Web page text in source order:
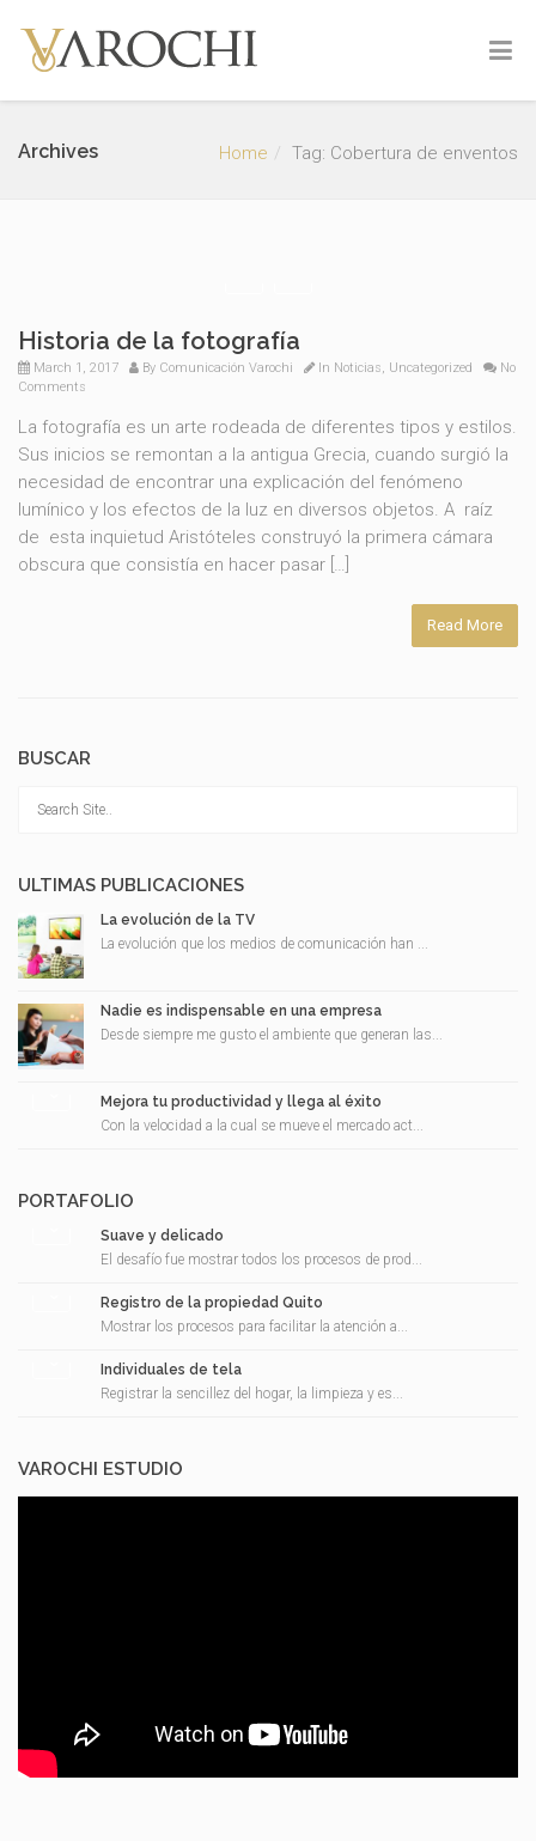
Archives Home Tag: Cobertura de enventos
Historia de la fotografía
March 1, 2017 By Comunicación Varochi In Noticias, Uncategorized
No
Comments
La fotografía es un arte rodeada de diferentes tipos y estilos.
Sus inicios se remontan a la antigua Grecia, cuando surgió la
necesidad de encontrar una explicación del fenómeno
lumínico y los efectos de la luz en diversos objetos. A raíz
de esta inquietud Aristóteles construyó la primera cámara
obscura que consistía en hacer pasar […]
Read More
BUSCAR
ULTIMAS PUBLICACIONES
La evolución de la TV
La evolución que los medios de comunicación han ...
Nadie es indispensable en una empresa
Desde siempre me gusto el ambiente que generan las...
Mejora tu productividad y llega al éxito
Con la velocidad a la cual se mueve el mercado act...
PORTAFOLIO
Suave y delicado
El desafío fue mostrar todos los procesos de prod...
Registro de la propiedad Quito
Mostrar los procesos para facilitar la atención a...
Individuales de tela
Registrar la sencillez del hogar, la limpieza y es...
VAROCHI ESTUDIO